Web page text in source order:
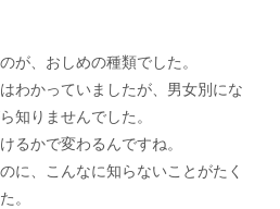
が、おしめの種類でした。
わかっていましたが、男女別にな
知りませんでした。
るかで変わるんですね。
に、こんなに知らないことがたく
。